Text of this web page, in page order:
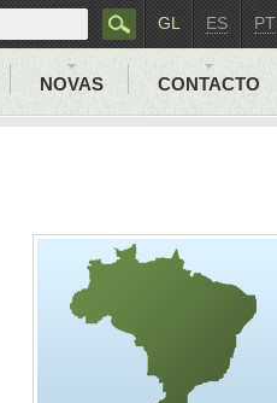
PT
ES
GL
NOVAS CONTACTO